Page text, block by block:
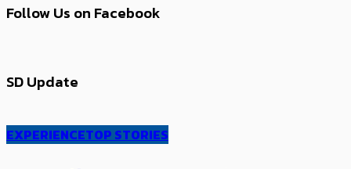
Follow Us on Facebook
SD Update
EXPERIENCETOP STORIES